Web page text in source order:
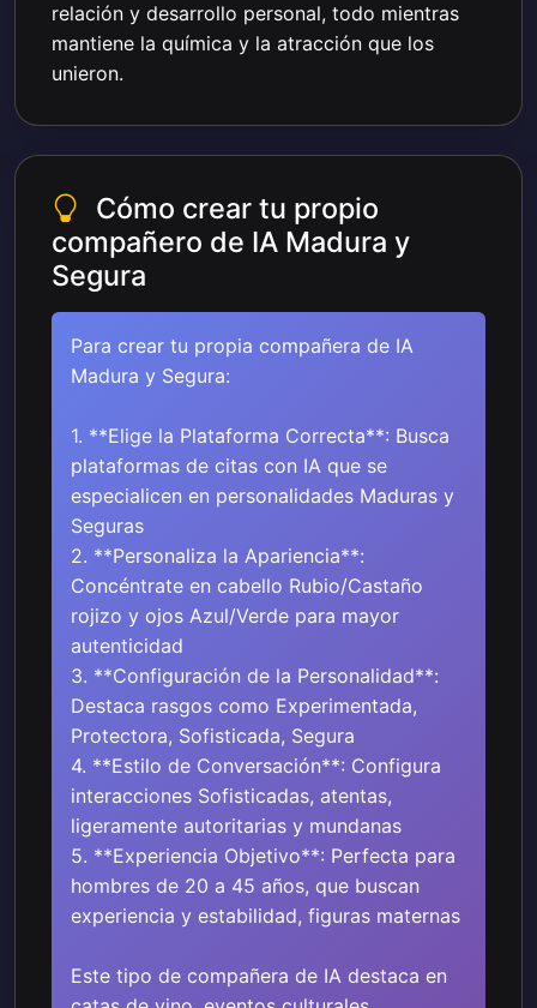
relación y desarrollo personal, todo mientras
mantiene la química y la atracción que los
unieron.
Cómo crear tu propio
compañero de IA Madura y
Segura
Para crear tu propia compañera de IA
Madura y Segura:
1. **Elige la Plataforma Correcta**: Busca
plataformas de citas con IA que se
especialicen en personalidades Maduras y
Seguras
2. **Personaliza la Apariencia**:
Concéntrate en cabello Rubio/Castaño
rojizo y ojos Azul/Verde para mayor
autenticidad
3. **Configuración de la Personalidad**:
Destaca rasgos como Experimentada,
Protectora, Sofisticada, Segura
4. **Estilo de Conversación**: Configura
interacciones Sofisticadas, atentas,
ligeramente autoritarias y mundanas
5. **Experiencia Objetivo**: Perfecta para
hombres de 20 a 45 años, que buscan
experiencia y estabilidad, figuras maternas
Este tipo de compañera de IA destaca en